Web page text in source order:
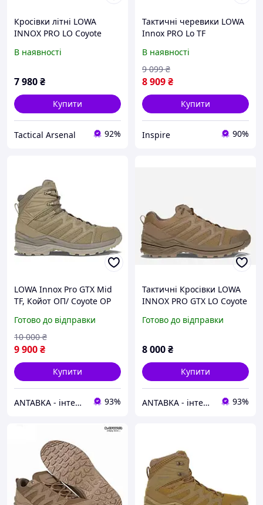
Кросівки літні LOWA
INNOX PRO LO Coyote
В наявності
7 980₴
Купити
Tactical Arsenal 92%
Тактичні черевики LOWA
Innox PRO Lo TF
В наявності
8 909₴
9 099 ₴
Купити
Inspire 90%
LOWA Innox Pro GTX Mid
TF, Койот ОП/ Coyote OP
Готово до відправки
9 900₴
10 000 ₴
Купити
ANTABKA - інтернет магазин 93%
Тактичні Кросівки LOWA
INNOX PRO GTX LO Coyote
Готово до відправки
8 000₴
Купити
ANTABKA - інтернет магазин 93%